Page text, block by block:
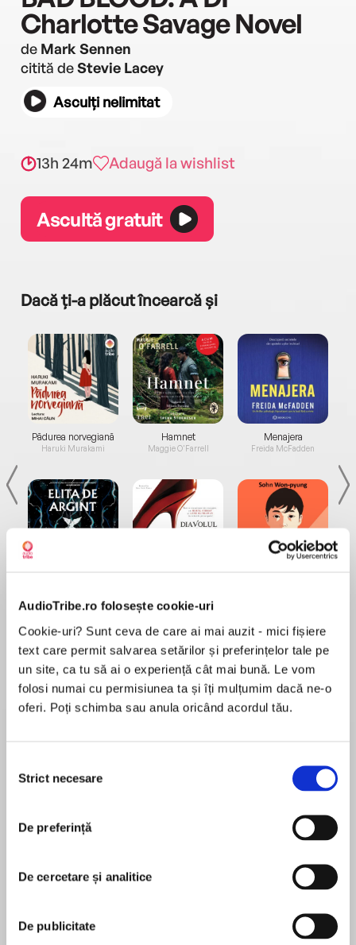
AudioTribe.ro folosește cookie-uri
Cookie-uri? Sunt ceva de care ai mai auzit - mici fișiere
text care permit salvarea setărilor și preferințelor tale pe
un site, ca tu să ai o experiență cât mai bună. Le vom
folosi numai cu permisiunea ta și îți mulțumim dacă ne-o
oferi. Poți schimba sau anula oricând acordul tău.
consimțământului
Strict necesare
De preferință
De cercetare și analitice
De publicitate
Charlotte Savage Novel
de Mark Sennen
citită deStevie Lacey
Asculți nelimitat
13h 24m Adaugă la wishlist
Ascultă gratuit
Dacă ți-a plăcut încearcă și
Pădurea norvegiană
Haruki Murakami
Hamnet
Maggie O'Farrell
Menajera
Freida McFadden
Desprecarte
Bad Blood is a twisty blend of thriller and police
‘We’re going to find them, sort them, pay them
for fans of Mark Billingham and Chris Carter.
When the body of a six-year-old girl is found
when a local paedophile is murdered shortly
În acest moment nu există recenzii